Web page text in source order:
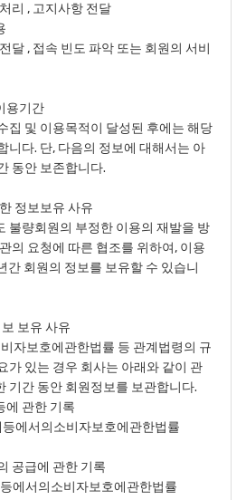
리 , 고지사항 전달
달 , 접속 빈도 파악 또는 회원의 서비
용기간
집 및 이용목적이 달성된 후에는 해당
니다. 단, 다음의 정보에 대해서는 아
동안 보존합니다.
정보보유 사유
불량회원의 부정한 이용의 재발을 방
의 요청에 따른 협조를 위하여, 이용
간 회원의 정보를 보유할 수 있습니
보유 사유
자보호에관한법률 등 관계법령의 규
가 있는 경우 회사는 아래와 같이 관
기간 동안 회원정보를 보관합니다.
에 관한 기록
에서의소비자보호에관한법률
공급에 관한 기록
에서의소비자보호에관한법률